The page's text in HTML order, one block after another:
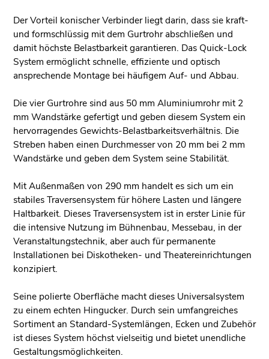
Der Vorteil konischer Verbinder liegt darin, dass sie kraft-
und formschlüssig mit dem Gurtrohr abschließen und
damit höchste Belastbarkeit garantieren. Das Quick-Lock
System ermöglicht schnelle, effiziente und optisch
ansprechende Montage bei häufigem Auf- und Abbau.
Die vier Gurtrohre sind aus 50 mm Aluminiumrohr mit 2
mm Wandstärke gefertigt und geben diesem System ein
hervorragendes Gewichts-Belastbarkeitsverhältnis. Die
Streben haben einen Durchmesser von 20 mm bei 2 mm
Wandstärke und geben dem System seine Stabilität.
Mit Außenmaßen von 290 mm handelt es sich um ein
stabiles Traversensystem für höhere Lasten und längere
Haltbarkeit. Dieses Traversensystem ist in erster Linie für
die intensive Nutzung im Bühnenbau, Messebau, in der
Veranstaltungstechnik, aber auch für permanente
Installationen bei Diskotheken- und Theatereinrichtungen
konzipiert.
Seine polierte Oberfläche macht dieses Universalsystem
zu einem echten Hingucker. Durch sein umfangreiches
Sortiment an Standard-Systemlängen, Ecken und Zubehör
ist dieses System höchst vielseitig und bietet unendliche
Gestaltungsmöglichkeiten.